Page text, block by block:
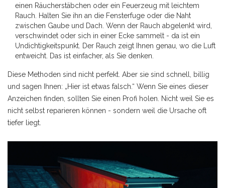
einen Räucherstäbchen oder ein Feuerzeug mit leichtem
Rauch. Halten Sie ihn an die Fensterfuge oder die Naht
zwischen Gaube und Dach. Wenn der Rauch abgelenkt wird,
verschwindet oder sich in einer Ecke sammelt - da ist ein
Undichtigkeitspunkt. Der Rauch zeigt Ihnen genau, wo die Luft
entweicht. Das ist einfacher, als Sie denken.
Diese Methoden sind nicht perfekt. Aber sie sind schnell, billig
und sagen Ihnen: „Hier ist etwas falsch.“ Wenn Sie eines dieser
Anzeichen finden, sollten Sie einen Profi holen. Nicht weil Sie es
nicht selbst reparieren können - sondern weil die Ursache oft
tiefer liegt.